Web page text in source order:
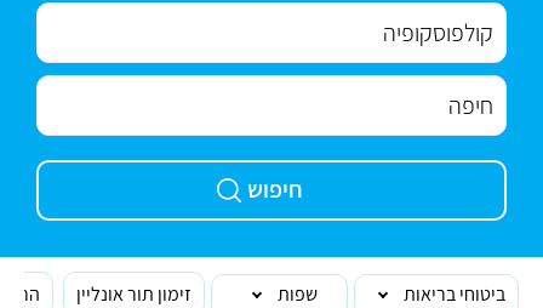
חיפוש
ביטוחי בריאות שפות זימון תור אונליין